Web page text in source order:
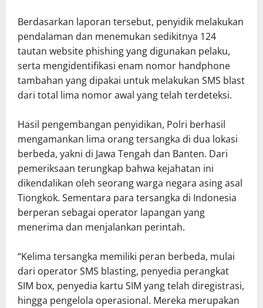
Berdasarkan laporan tersebut, penyidik melakukan
pendalaman dan menemukan sedikitnya 124
tautan website phishing yang digunakan pelaku,
serta mengidentifikasi enam nomor handphone
tambahan yang dipakai untuk melakukan SMS blast
dari total lima nomor awal yang telah terdeteksi.
Hasil pengembangan penyidikan, Polri berhasil
mengamankan lima orang tersangka di dua lokasi
berbeda, yakni di Jawa Tengah dan Banten. Dari
pemeriksaan terungkap bahwa kejahatan ini
dikendalikan oleh seorang warga negara asing asal
Tiongkok. Sementara para tersangka di Indonesia
berperan sebagai operator lapangan yang
menerima dan menjalankan perintah.
“Kelima tersangka memiliki peran berbeda, mulai
dari operator SMS blasting, penyedia perangkat
SIM box, penyedia kartu SIM yang telah diregistrasi,
hingga pengelola operasional. Mereka merupakan